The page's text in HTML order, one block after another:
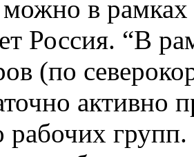
в рамках
Россия. “В
(по
активно
рабочих